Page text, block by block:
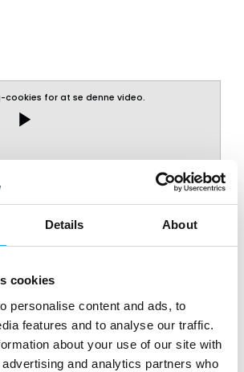
Details About
cookies
personalise content and ads, to
features and to analyse our traffic.
about your use of our site with
and analytics partners who
cookies for at se denne video.
play_arrow
fra EOT
fra 2025 helt ud igennem
andre Carsten Bremerskov fra SVI,
er international AI & Automation